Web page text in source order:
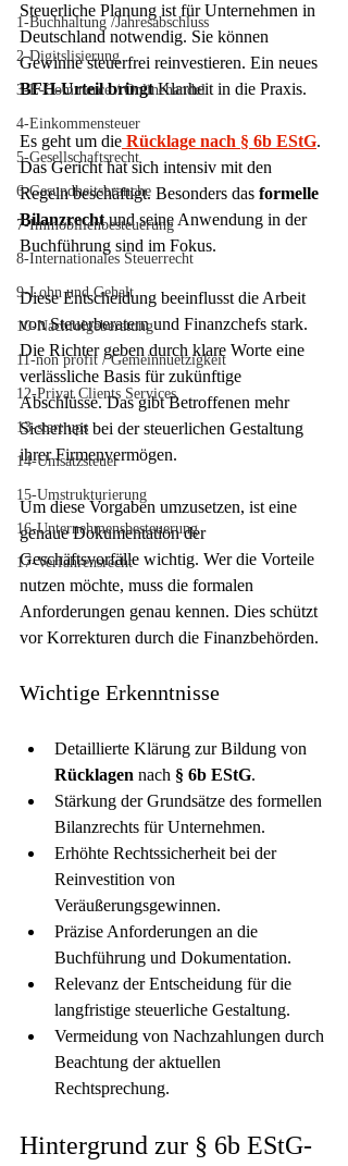
1-Buchhaltung /Jahresabschluss
2-Digitslisierung
3-E-Commerce / Onlinehandel
4-Einkommensteuer
5-Gesellschaftsrecht
6-Gesundheitsbranche
7-Immobilienbesteuerung
8-Internationales Steuerrecht
9-Lohn und Gehalt
10-Nachfolgeberatung
11-non profit / Gemeinnuetzigkeit
12-Privat Clients Services
13-start ups
14-Umsatzsteuer
15-Umstrukturierung
16-Unternehmensbesteuerung
17-Verfahrensrecht
Steuerliche Planung ist für Unternehmen in
Deutschland notwendig. Sie können
Gewinne steuerfrei reinvestieren. Ein neues
BFH-Urteil bringt Klarheit in die Praxis.
Es geht um die Rücklage nach § 6b EStG.
Das Gericht hat sich intensiv mit den
Regeln beschäftigt. Besonders das formelle
Bilanzrecht und seine Anwendung in der
Buchführung sind im Fokus.
Diese Entscheidung beeinflusst die Arbeit
von Steuerberatern und Finanzchefs stark.
Die Richter geben durch klare Worte eine
verlässliche Basis für zukünftige
Abschlüsse. Das gibt Betroffenen mehr
Sicherheit bei der steuerlichen Gestaltung
ihrer Firmenvermögen.
Um diese Vorgaben umzusetzen, ist eine
genaue Dokumentation der
Geschäftsvorfälle wichtig. Wer die Vorteile
nutzen möchte, muss die formalen
Anforderungen genau kennen. Dies schützt
vor Korrekturen durch die Finanzbehörden.
Wichtige Erkenntnisse
Detaillierte Klärung zur Bildung von
Rücklagen nach § 6b EStG.
Stärkung der Grundsätze des formellen
Bilanzrechts für Unternehmen.
Erhöhte Rechtssicherheit bei der
Reinvestition von
Veräußerungsgewinnen.
Präzise Anforderungen an die
Buchführung und Dokumentation.
Relevanz der Entscheidung für die
langfristige steuerliche Gestaltung.
Vermeidung von Nachzahlungen durch
Beachtung der aktuellen
Rechtsprechung.
Hintergrund zur § 6b EStG-